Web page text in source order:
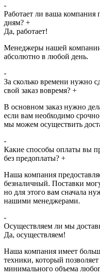
-
Работает ли ваша
дням? +
Да, работает!
Менеджеры нашей
абсолютно в любой день.
-
За сколько времени нужно
свой заказ вовремя? +
В основном заказ нужно
если вам необходимо
мы можем осуществить
-
Какие способы оплаты вы
без предоплаты? +
Наша компания
безналичный. Поставки
но для этого вам сначала
нашими менеджерами.
-
Осуществляем ли мы
Да, осуществляем!
Наша компания имеет
техники, который
минимального объема